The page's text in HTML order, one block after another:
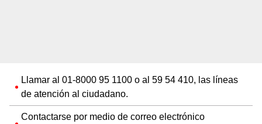
Llamar al 01-8000 95 1100 o al 59 54 410, las líneas
de atención al ciudadano.
Contactarse por medio de correo electrónico